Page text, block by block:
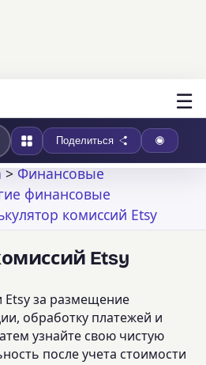
☰
Поделиться
>Финансовые
финансовые
комиссий Etsy
Etsy
Etsy за размещение
обработку платежей и
узнайте свою чистую
после учета стоимости